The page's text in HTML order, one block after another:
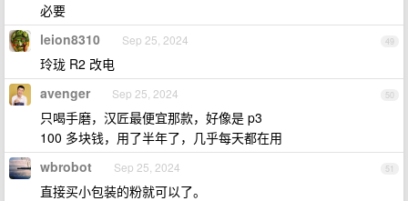
必要
49
leion8310 Sep 25, 2024
玲珑 R2 改电
50
avenger Sep 25, 2024
只喝手磨，汉匠最便宜那款，好像是 p3
100 多块钱，用了半年了，几乎每天都在用
51
wbrobot Sep 25, 2024
直接买小包装的粉就可以了。